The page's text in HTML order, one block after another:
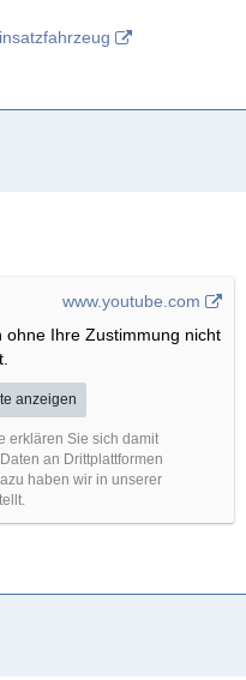
www.youtube.com
ohne Ihre Zustimmung nicht
anzeigen
erklären Sie sich damit
an Drittplattformen
haben wir in unserer